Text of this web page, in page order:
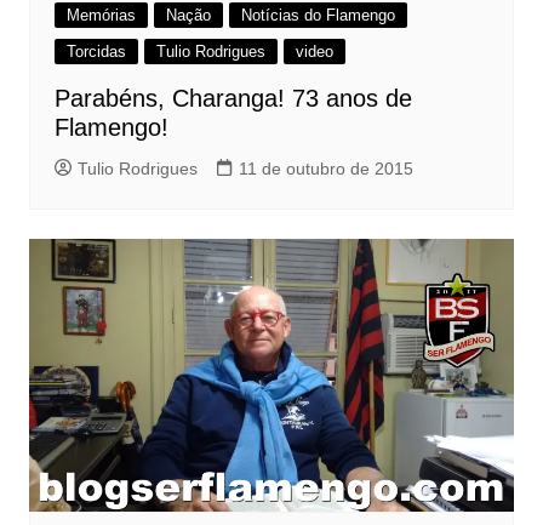
Memórias
Nação
Notícias do Flamengo
Torcidas
Tulio Rodrigues video
Parabéns, Charanga! 73 anos de
Flamengo!
Tulio Rodrigues 11 de outubro de 2015